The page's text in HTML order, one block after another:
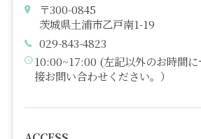
〒300-0845
茨城県土浦市乙戸南1-19
029-843-4823
10:00~17:00 (左記以外のお時間
接お問い合わせください。）